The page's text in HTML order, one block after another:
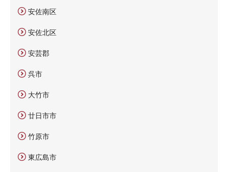
安佐南区
安佐北区
安芸郡
呉市
大竹市
廿日市市
竹原市
東広島市